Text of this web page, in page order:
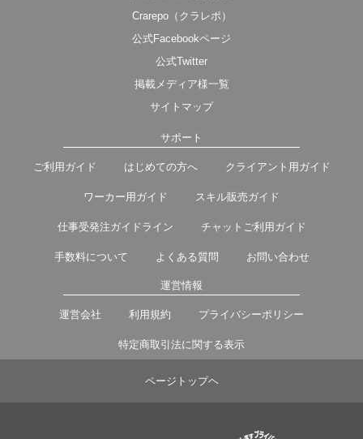
Crarepo（クラレポ）
公式Facebookページ
公式Twitter
掲載メディア様一覧
サイトマップ
サポート
ご利用ガイド はじめての方へ クライアント用ガイド
ワーカー用ガイド スキル販売ガイド
仕事受発注ガイドライン チャットご利用ガイド
手数料について よくある質問 お問い合わせ
運営情報
運営会社 利用規約 プライバシーポリシー
特定商取引法に関する表示
ページトップヘ